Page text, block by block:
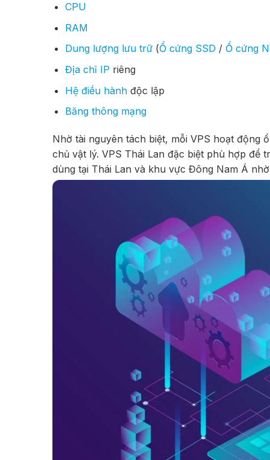
CPU
RAM
Dung lượng lưu trữ (Ổ cứng SSD / Ổ cứng
Địa chỉ IP riêng
Hệ điều hànhđộc lập
Băng thông mạng
Nhờ tài nguyên tách biệt, mỗi VPS hoạt động
chủ vật lý. VPS Thái Lan đặc biệt phù hợp để
dùng tại Thái Lan và khu vực Đông Nam Á